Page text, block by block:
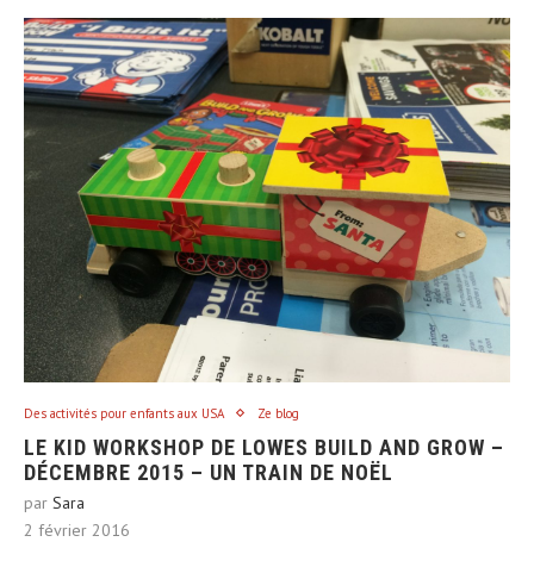
Des activités pour enfants aux USA Ze blog
LE KID WORKSHOP DE LOWES BUILD AND GROW –
DÉCEMBRE 2015 – UN TRAIN DE NOËL
par Sara
2 février 2016